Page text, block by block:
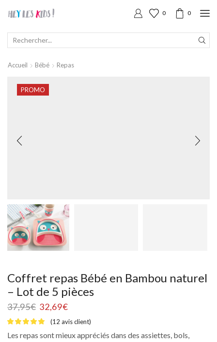
0 0
Accueil Bébé Repas
PROMO
Coffret repas Bébé en Bambou naturel
– Lot de 5 pièces
37,95€ 32,69€
(12 avis client)
Les repas sont mieux appréciés dans des assiettes, bols,